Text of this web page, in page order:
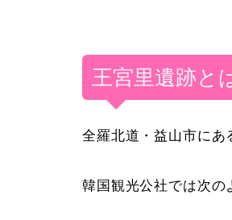
王宮里遺跡と
全羅北道・益山市にあ
韓国観光公社では次の